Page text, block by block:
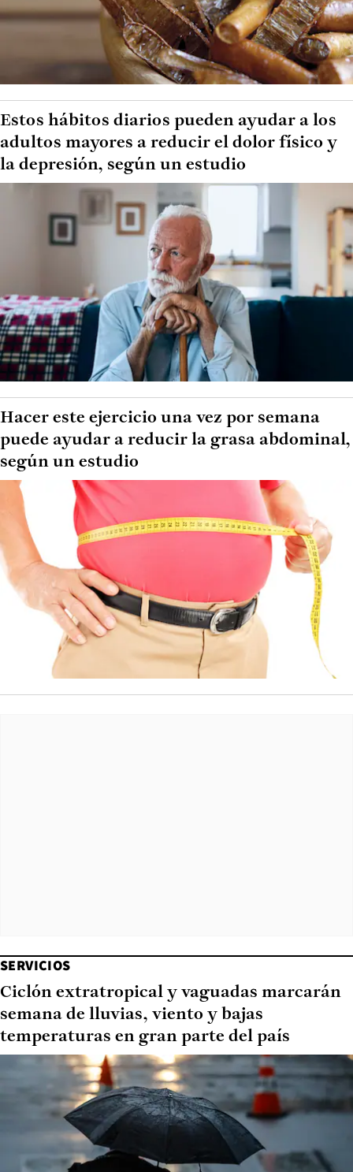
Estos hábitos diarios pueden ayudar a los
adultos mayores a reducir el dolor físico y
la depresión, según un estudio
Hacer este ejercicio una vez por semana
puede ayudar a reducir la grasa abdominal,
según un estudio
SERVICIOS
Ciclón extratropical y vaguadas marcarán
semana de lluvias, viento y bajas
temperaturas en gran parte del país